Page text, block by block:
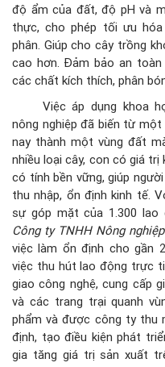
độ ẩm của đất, độ pH và
thực, cho phép tối ưu
phân. Giúp cho cây trồng
cao hơn. Đảm bảo an toàn
các chất kích thích, phân
Việc áp dụng khoa
nông nghiệp đã biến từ
nay thành một vùng đất
nhiều loại cây, con có giá
có tính bền vững, giúp
thu nhập, ổn định kinh tế.
sự góp mặt của 1.300 lao
Công ty TNHH Nông
việc làm ổn định cho gần
việc thu hút lao động trực
giao công nghệ, cung cấp
và các trang trại quanh
phẩm và được công ty thu
định, tạo điều kiện phát
gia tăng giá trị sản xuất